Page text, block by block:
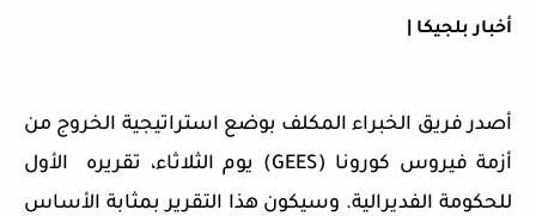
أخبار بلجيكا |
أصدر فريق الخبراء المكلف بوضع استراتيجية الخروج من
أزمة فيروس كورونا (GEES) يوم الثلاثاء، تقريره الأول
للحكومة الفديرالية. وسيكون هذا التقرير بمثابة الأساس